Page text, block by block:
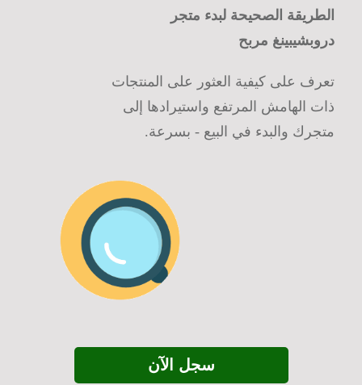
الطريقة الصحيحة لبدء متجر
دروبشيبينغ مربح
تعرف على كيفية العثور على المنتجات
ذات الهامش المرتفع واستيرادها إلى
متجرك والبدء في البيع - بسرعة.
سجل الآن